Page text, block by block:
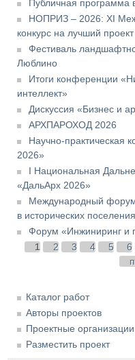
Публичная программа
НОПРИЗ – 2026: XI
конкурс на лучший проект
Фестиваль
Люблино
Итоги конференции
интеллект»
Дискуссия «Бизнес и
АРХПАРОХОД 2026
Научно-практическая
2026»
I Национальная
«ДальАрх 2026»
Международный
в исторических
Форум «Инжиниринг и
Страницы
1 2 3 4 5 6
Каталог работ
Авторы проектов
Проектные организации
Разместить проект